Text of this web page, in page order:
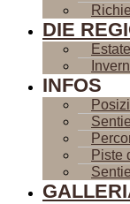
DIE
INFOS
Piste